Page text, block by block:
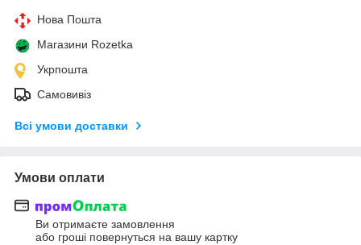
Нова Пошта
Магазини Rozetka
Укрпошта
Самовивіз
Всі умови доставки
Умови оплати
Ви отримаєте замовлення
або гроші повернуться на вашу картку